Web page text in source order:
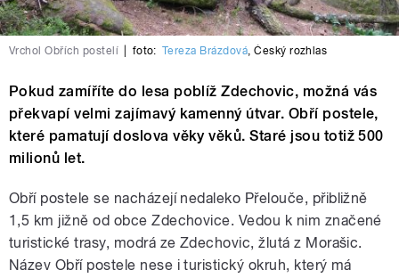
Vrchol Obřích postelí foto: Tereza Brázdová,Český rozhlas
Pokud zamíříte do lesa poblíž Zdechovic, možná vás
překvapí velmi zajímavý kamenný útvar. Obří postele,
které pamatují doslova věky věků. Staré jsou totiž 500
milionů let.
Obří postele se nacházejí nedaleko Přelouče, přibližně
1,5 km jižně od obce Zdechovice. Vedou k nim značené
turistické trasy, modrá ze Zdechovic, žlutá z Morašic.
Název Obří postele nese i turistický okruh, který má